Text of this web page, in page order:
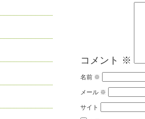
コメント ※
名前 ※
メール ※
サイト